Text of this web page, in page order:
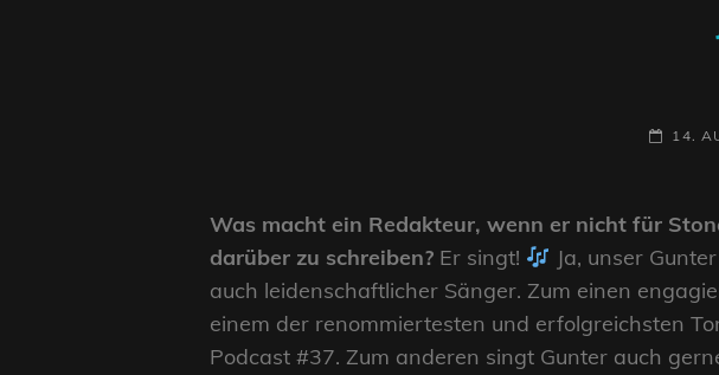
POSTED-
14.
Was macht ein Redakteur, wenn er nicht für
darüber zu schreiben? Er singt!
Ja, unser
auch leidenschaftlicher Sänger. Zum einen
einem der renommiertesten und erfolgreichsten
Podcast #37. Zum anderen singt Gunter auch